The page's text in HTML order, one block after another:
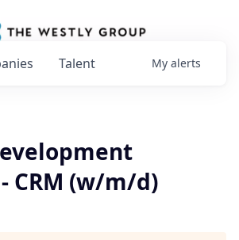
Talent My alerts
CRM (w/m/d)